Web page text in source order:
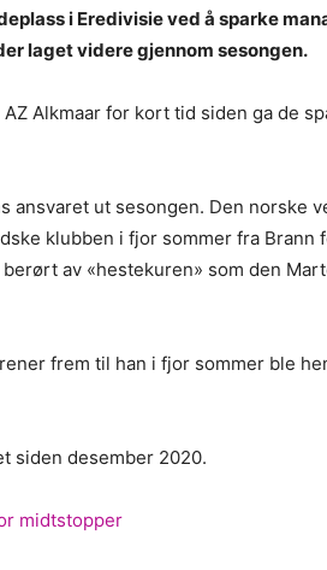
i Eredivisie ved å sparke
laget videre gjennom sesongen.
Alkmaar for kort tid siden ga de
ut sesongen. Den norske
klubben i fjor sommer fra Brann
av «hestekuren» som den
frem til han i fjor sommer ble
siden desember 2020.
midtstopper